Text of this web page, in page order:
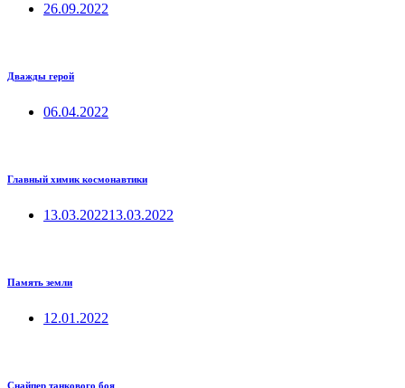
26.09.2022
Дважды герой
06.04.2022
Главный химик космонавтики
13.03.202213.03.2022
Память земли
12.01.2022
Снайпер танкового боя